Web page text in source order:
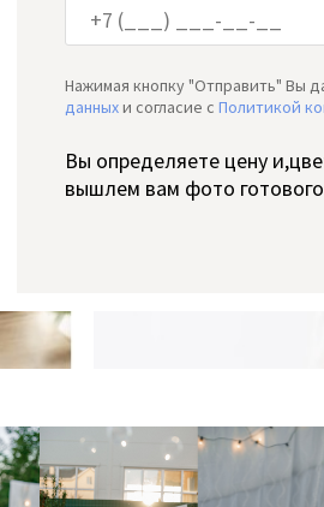
Нажимая кнопку "Отправить" Вы
данныхи согласие cПолитикой
Вы определяете цену
вышлем вам фото